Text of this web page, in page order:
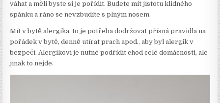
váhat a měli byste si je pořídit. Budete mít jistotu klidného
spánku a ráno se nevzbudíte s plným nosem.
Mít v bytě alergika, to je potřeba dodržovat přísná pravidla na
pořádek v bytě, denně utírat prach apod., aby byl alergik v
bezpečí. Alergikovi je nutné podřídit chod celé domácnosti, ale
jinak to nejde.